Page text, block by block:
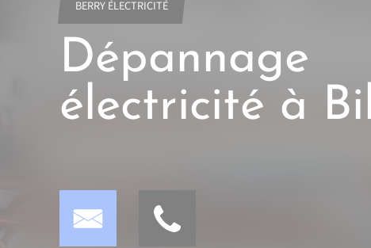
BERRY ÉLECTRICITÉ
Dépannage
électricité à